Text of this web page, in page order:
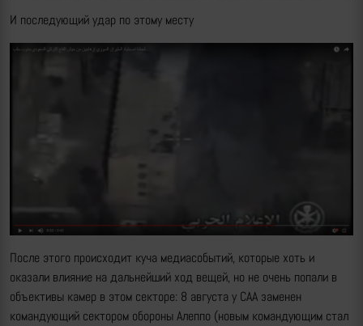
И последующий удар по этому месту
После этого происходит куча медиасобытий, которые хоть и
оказали влияние на дальнейший ход вещей, но не очень попали в
объективы камер в этом секторе: 8 августа у САА заменен
командующий сектором обороны Алеппо (новым командующим стал